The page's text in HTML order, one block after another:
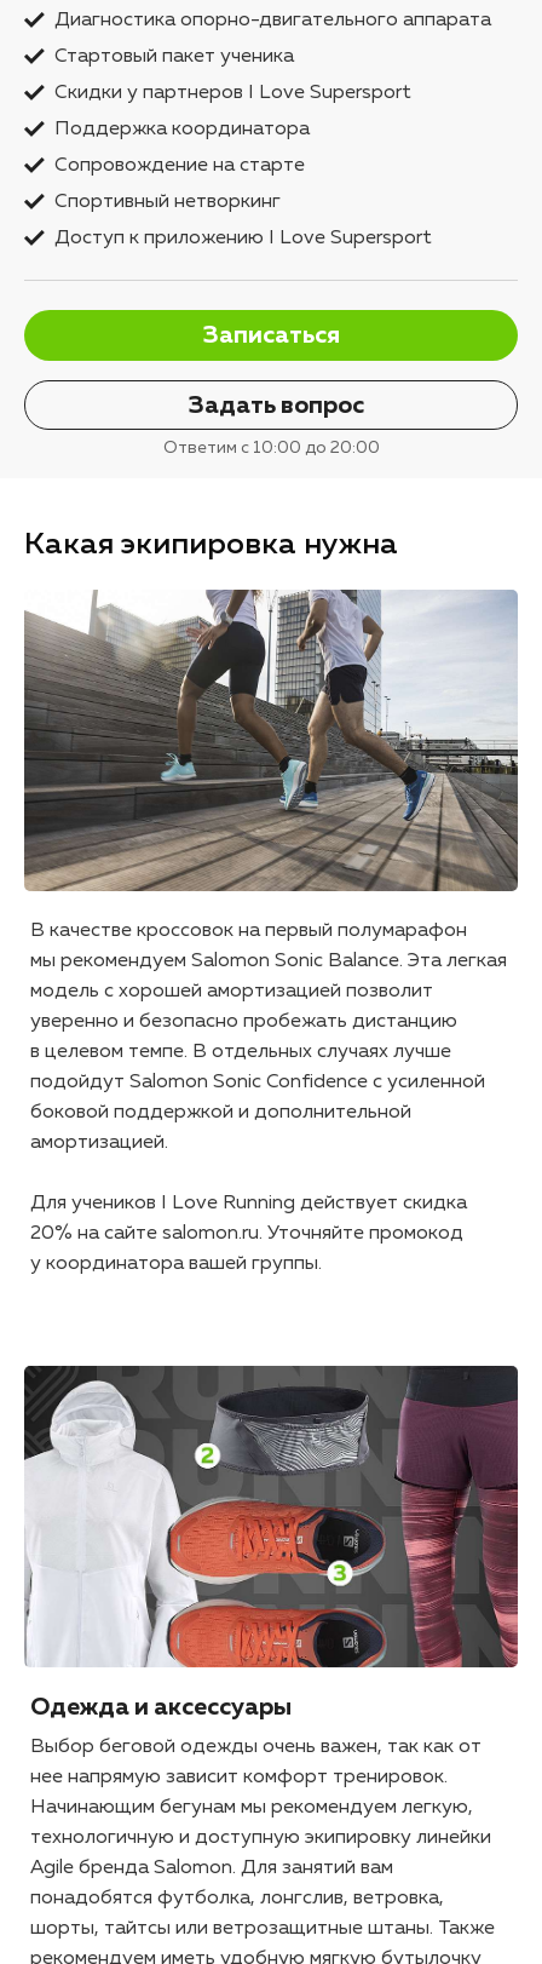
Диагностика опорно-двигательного аппарата
Стартовый пакет ученика
Скидки у партнеров I Love Supersport
Поддержка координатора
Сопровождение на старте
Спортивный нетворкинг
Доступ к приложению I Love Supersport
Записаться
Задать вопрос
Ответим с 10:00 до 20:00
Какая экипировка нужна
В качестве кроссовок на первый полумарафон
мы рекомендуем Salomon Sonic Balance. Эта легкая
модель с хорошей амортизацией позволит
уверенно и безопасно пробежать дистанцию
в целевом темпе. В отдельных случаях лучше
подойдут Salomon Sonic Confidence с усиленной
боковой поддержкой и дополнительной
амортизацией.
Для учеников I Love Running действует скидка
20% на сайте salomon.ru. Уточняйте промокод
у координатора вашей группы.
Одежда и аксессуары
Выбор беговой одежды очень важен, так как от
нее напрямую зависит комфорт тренировок.
Начинающим бегунам мы рекомендуем легкую,
технологичную и доступную экипировку линейки
Agile бренда Salomon. Для занятий вам
понадобятся футболка, лонгслив, ветровка,
шорты, тайтсы или ветрозащитные штаны. Также
рекомендуем иметь удобную мягкую бутылочку